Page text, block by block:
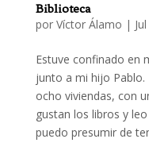
Biblioteca
por Víctor Álamo |
Estuve confinado en
junto a mi hijo Pablo.
ocho viviendas, con
gustan los libros y
puedo presumir de